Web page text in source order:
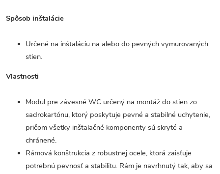
Spôsob inštalácie
Určené na inštaláciu na alebo do pevných vymurovaných
stien.
Vlastnosti
Modul pre závesné WC určený na montáž do stien zo
sadrokartónu, ktorý poskytuje pevné a stabilné uchytenie,
pričom všetky inštalačné komponenty sú skryté a
chránené.
Rámová konštrukcia z robustnej ocele, ktorá zaisťuje
potrebnú pevnosť a stabilitu. Rám je navrhnutý tak, aby sa